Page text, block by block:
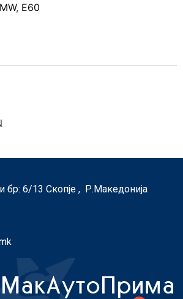
, E60
бр: 6/13 Скопје , Р.Македонија